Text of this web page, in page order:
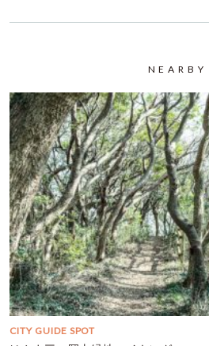
NEARBY
CITY GUIDE SPOT